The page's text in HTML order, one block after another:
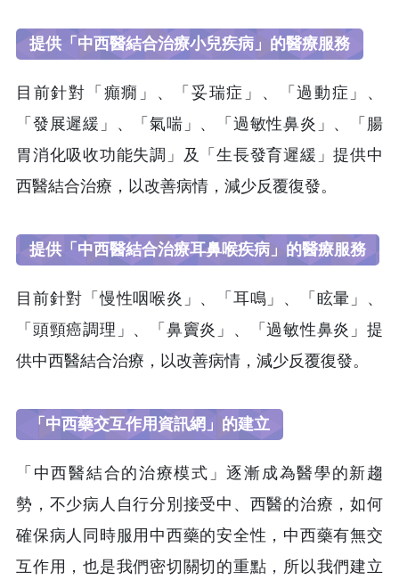
提供「中西醫結合治療小兒疾病」的醫療服務
目前針對「癲癇」、「妥瑞症」、「過動症」、
「發展遲緩」、「氣喘」、「過敏性鼻炎」、「腸
胃消化吸收功能失調」及「生長發育遲緩」提供中
西醫結合治療，以改善病情，減少反覆復發。
提供「中西醫結合治療耳鼻喉疾病」的醫療服務
目前針對「慢性咽喉炎」、「耳鳴」、「眩暈」、
「頭頸癌調理」、「鼻竇炎」、「過敏性鼻炎」提
供中西醫結合治療，以改善病情，減少反覆復發。
「中西藥交互作用資訊網」的建立
「中西醫結合的治療模式」逐漸成為醫學的新趨
勢，不少病人自行分別接受中、西醫的治療，如何
確保病人同時服用中西藥的安全性，中西藥有無交
互作用，也是我們密切關切的重點，所以我們建立